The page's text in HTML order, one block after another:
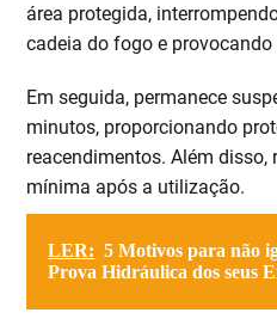
área protegida,
cadeia do fogo e
Em seguida, permanece
minutos, proporcionando
reacendimentos. Além disso,
mínima após a utilização.
LER: 5 Motivos para não
Prova Hidráulica dos seus